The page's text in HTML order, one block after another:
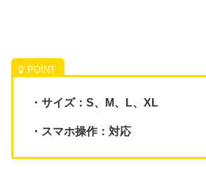
・サイズ：S、M、L、XL
・スマホ操作：対応